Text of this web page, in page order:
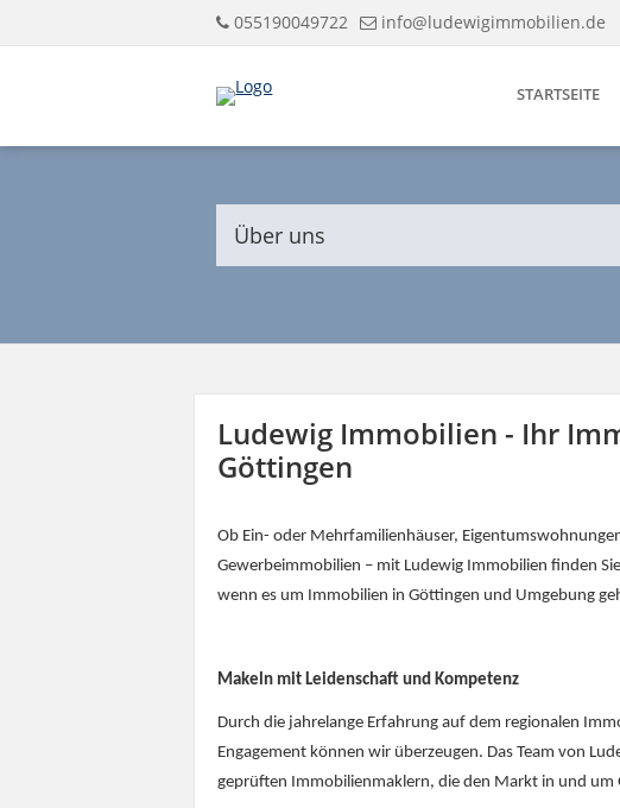
055190049722 info@ludewigimmobilien.de
STARTSEITE
Über uns
Ludewig Immobilien - Ihr
Göttingen
Ob Ein- oder Mehrfamilienhäuser,
Gewerbeimmobilien – mit Ludewig Immobilien finden
wenn es um Immobilien in Göttingen und Umgebung
Makeln mit Leidenschaft und Kompetenz
Durch die jahrelange Erfahrung auf dem regionalen
Engagement können wir überzeugen. Das Team von
geprüften Immobilienmaklern, die den Markt in und um